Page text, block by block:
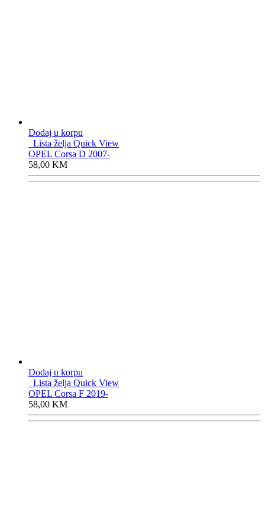
Dodaj u korpu
Lista želja Quick View
OPEL Corsa D 2007-
58,00 KM
Dodaj u korpu
Lista želja Quick View
OPEL Corsa F 2019-
58,00 KM